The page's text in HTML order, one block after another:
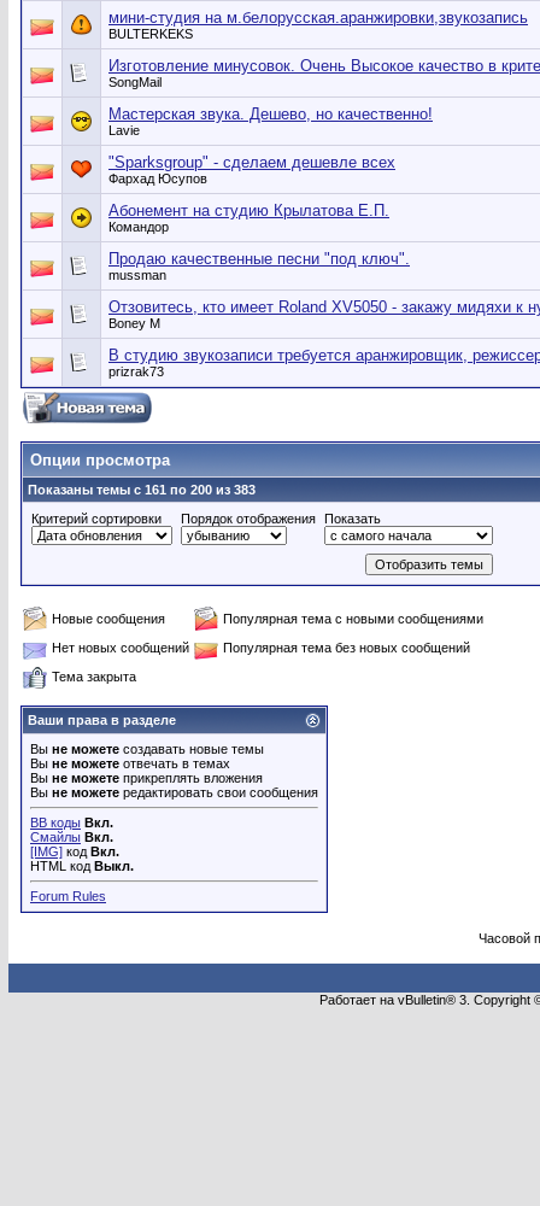
мини-студия на м.белорусская.аранжировки,звукозапись
BULTERKEKS
Изготовление минусовок. Очень Высокое качество в
SongMail
Мастерская звука. Дешево, но качественно!
Lavie
"Sparksgroup" - сделаем дешевле всех
Фархад Юсупов
Абонемент на студию Крылатова Е.П.
Командор
Продаю качественные песни "под ключ".
mussman
Отзовитесь, кто имеет Roland XV5050 - закажу мидяхи к
Boney M
В студию звукозаписи требуется аранжировщик,
prizrak73
Опции просмотра
Показаны темы с 161 по 200 из 383
Критерий сортировки
Порядок отображения Показать
Новые сообщения
Популярная тема с новыми сообщениями
Нет новых сообщений
Популярная тема без новых сообщений
Тема закрыта
Ваши права в разделе
Вы не можете создавать новые темы
Вы не можете отвечать в темах
Вы не можете прикреплять вложения
Вы не можете редактировать свои сообщения
BB коды Вкл.
Смайлы Вкл.
[IMG] код Вкл.
HTML код Выкл.
Forum Rules
Часовой
Работает на vBulletin® 3.